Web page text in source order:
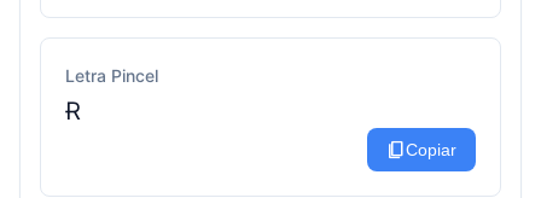
Letra Pincel
Ɍ
content_copyCopiar